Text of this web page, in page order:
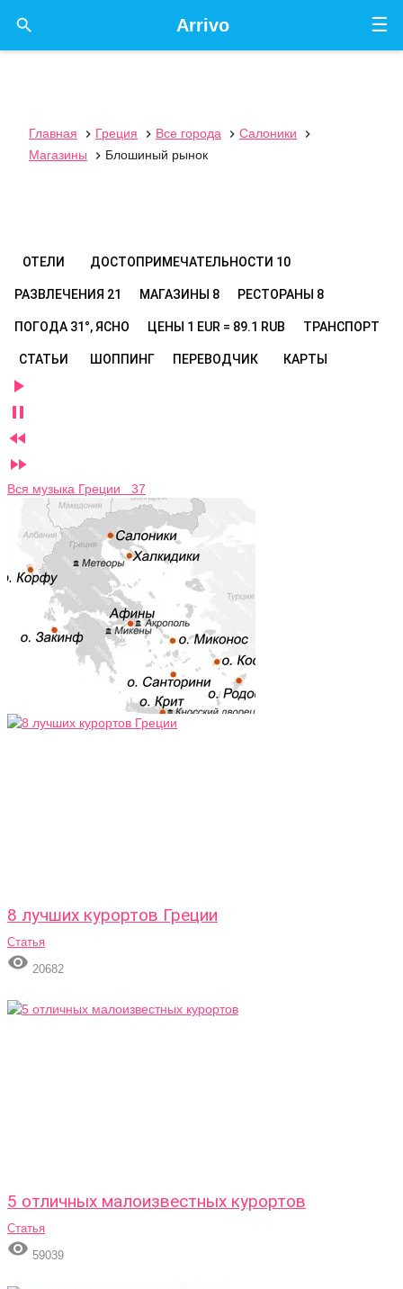
☰
Arrivo

Главная  Греция  Все города  Салоники

Магазины
 Блошиный рынок
ОТЕЛИ ДОСТОПРИМЕЧАТЕЛЬНОСТИ 10
РАЗВЛЕЧЕНИЯ 21 МАГАЗИНЫ 8 РЕСТОРАНЫ 8
ПОГОДА 31°, ЯСНО ЦЕНЫ 1 EUR = 89.1 RUB ТРАНСПОРТ
СТАТЬИ ШОППИНГ ПЕРЕВОДЧИК КАРТЫ




Вся музыка Греции 37
8 лучших курортов Греции
Статья
 20682
5 отличных малоизвестных курортов
Статья
 59039